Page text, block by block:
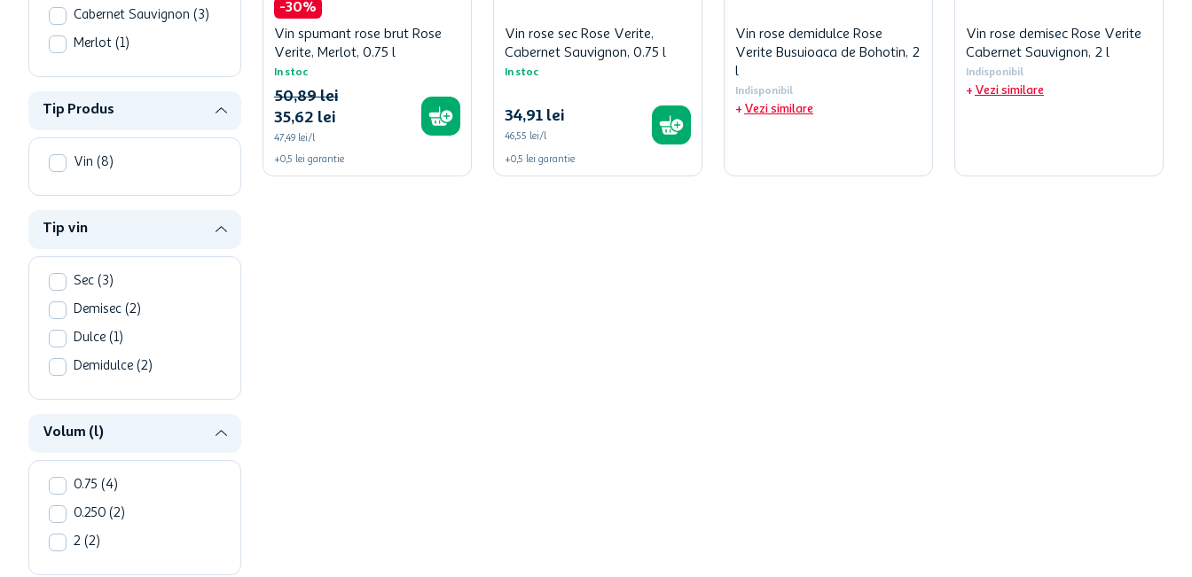
Cabernet Sauvignon ( 3 )
Merlot (1)
Tip Produs
Vin ( 8 )
Tip vin
Sec ( 3 )
Demisec (2)
Dulce (1)
Demidulce (2)
Volum (l)
0.75 (4)
0.250 (2)
2 (2)
-30%
Vin spumant rose brut Rose
Verite, Merlot, 0.75 l
In stoc
35,62 lei
50,89 lei
47,49 lei/l
+0,5 lei garantie
Vin rose sec Rose Verite,
Cabernet Sauvignon, 0.75 l
In stoc
34,91 lei
46,55 lei/l
+0,5 lei garantie
Vin rose demidulce Rose
Verite Busuioaca de Bohotin, 2
l
Indisponibil
Vezi similare
Vin rose demisec Rose Verite
Cabernet Sauvignon, 2 l
Indisponibil
Vezi similare